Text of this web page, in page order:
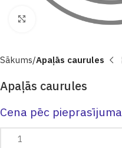
Click to enlarge
Sākums Apaļās caurules
Apaļās caurules
Cena pēc pieprasījuma